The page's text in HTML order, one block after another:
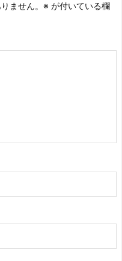
ません。 ※ が付いている欄